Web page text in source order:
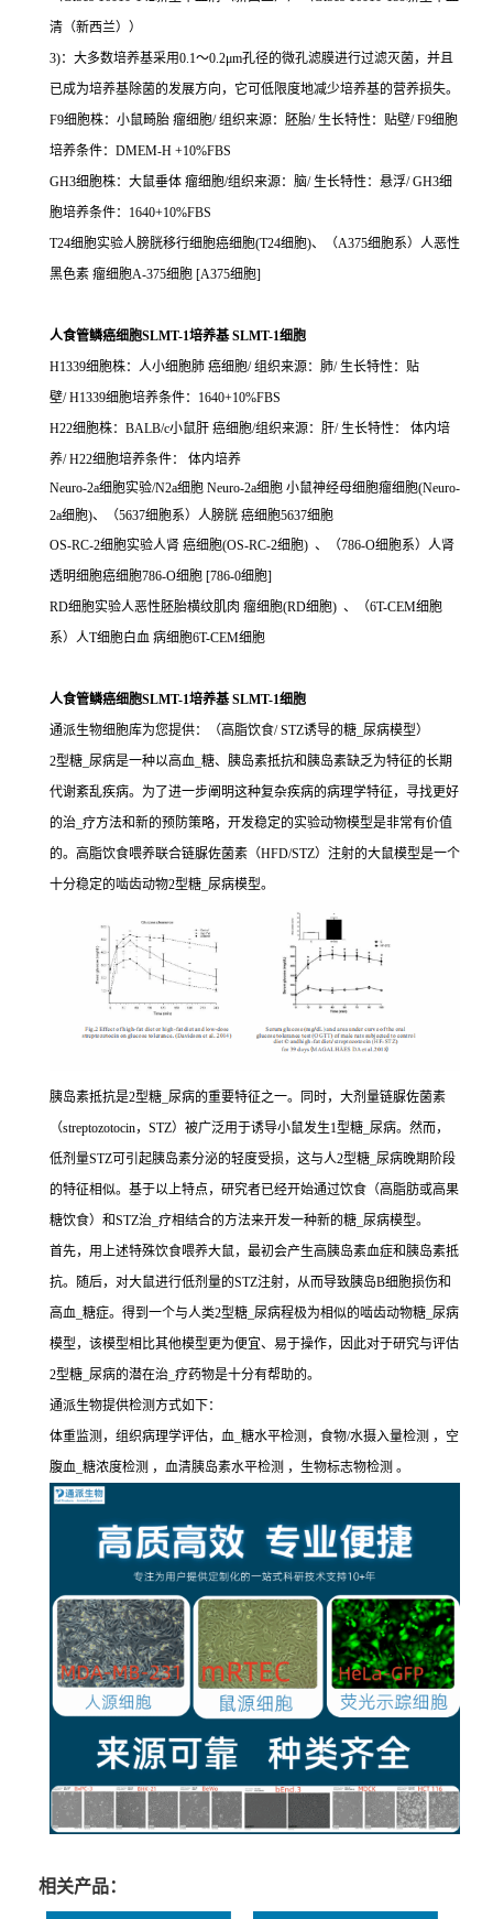
清（新西兰））
3)：大多数培养基采用0.1～0.2μm孔径的微孔滤膜进行过滤灭菌，并且
已成为培养基除菌的发展方向，它可低限度地减少培养基的营养损失。
F9细胞株：小鼠畸胎 瘤细胞/ 组织来源：胚胎/ 生长特性：贴壁/ F9细胞
培养条件：DMEM-H +10%FBS
GH3细胞株：大鼠垂体 瘤细胞/组织来源：脑/ 生长特性：悬浮/ GH3细
胞培养条件：1640+10%FBS
T24细胞实验人膀胱移行细胞癌细胞(T24细胞)、（A375细胞系）人恶性
黑色素 瘤细胞A-375细胞 [A375细胞]
人食管鳞癌细胞SLMT-1培养基 SLMT-1细胞
H1339细胞株：人小细胞肺 癌细胞/ 组织来源：肺/ 生长特性：贴
壁/ H1339细胞培养条件：1640+10%FBS
H22细胞株：BALB/c小鼠肝 癌细胞/组织来源：肝/ 生长特性： 体内培
养/ H22细胞培养条件： 体内培养
Neuro-2a细胞实验/N2a细胞 Neuro-2a细胞 小鼠神经母细胞瘤细胞(Neuro-
2a细胞)、（5637细胞系）人膀胱 癌细胞5637细胞
OS-RC-2细胞实验人肾 癌细胞(OS-RC-2细胞) 、（786-O细胞系）人肾
透明细胞癌细胞786-O细胞 [786-0细胞]
RD细胞实验人恶性胚胎横纹肌肉 瘤细胞(RD细胞) 、（6T-CEM细胞
系）人T细胞白血 病细胞6T-CEM细胞
人食管鳞癌细胞SLMT-1培养基 SLMT-1细胞
通派生物细胞库为您提供：（高脂饮食/ STZ诱导的糖_尿病模型）
2型糖_尿病是一种以高血_糖、胰岛素抵抗和胰岛素缺乏为特征的长期
代谢紊乱疾病。为了进一步阐明这种复杂疾病的病理学特征，寻找更好
的治_疗方法和新的预防策略，开发稳定的实验动物模型是非常有价值
的。高脂饮食喂养联合链脲佐菌素（HFD/STZ）注射的大鼠模型是一个
十分稳定的啮齿动物2型糖_尿病模型。
胰岛素抵抗是2型糖_尿病的重要特征之一。同时，大剂量链脲佐菌素
（streptozotocin，STZ）被广泛用于诱导小鼠发生1型糖_尿病。然而，
低剂量STZ可引起胰岛素分泌的轻度受损，这与人2型糖_尿病晚期阶段
的特征相似。基于以上特点，研究者已经开始通过饮食（高脂肪或高果
糖饮食）和STZ治_疗相结合的方法来开发一种新的糖_尿病模型。
首先，用上述特殊饮食喂养大鼠，最初会产生高胰岛素血症和胰岛素抵
抗。随后，对大鼠进行低剂量的STZ注射，从而导致胰岛B细胞损伤和
高血_糖症。得到一个与人类2型糖_尿病程极为相似的啮齿动物糖_尿病
模型，该模型相比其他模型更为便宜、易于操作，因此对于研究与评估
2型糖_尿病的潜在治_疗药物是十分有帮助的。
通派生物提供检测方式如下：
体重监测，组织病理学评估，血_糖水平检测，食物/水摄入量检测 ，空
腹血_糖浓度检测 ，血清胰岛素水平检测 ，生物标志物检测 。
相关产品：